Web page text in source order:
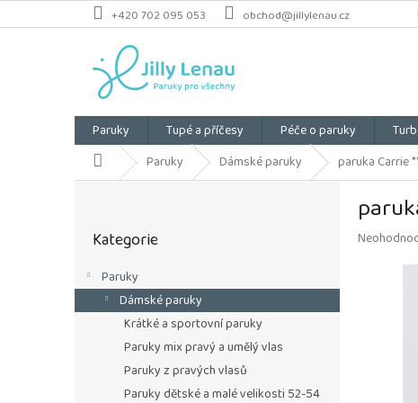
Přejít
na
+420 702 095 053 obchod@jillylenau.cz
Paruky Tupé a příčesy Péče o paruky
Domů Paruky Dámské paruky paruka Carrie
P
a
n
kategorie
Kategorie
Paruky
Dámské paruky
Krátké a sportovní paruky
Paruky mix pravý a umělý vlas
Paruky z pravých vlasů
Paruky dětské a malé velikosti 52-54
Průměrné